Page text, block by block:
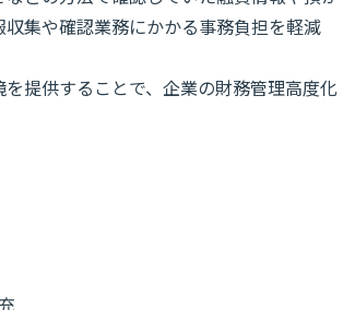
集や確認業務にかかる事務負担を軽減
提供することで、企業の財務管理高度化